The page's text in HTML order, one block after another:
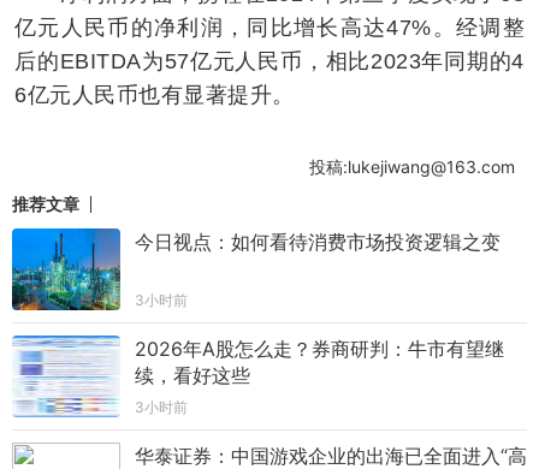
亿元人民币的净利润，同比增长高达47%。经调整
后的EBITDA为57亿元人民币，相比2023年同期的4
6亿元人民币也有显著提升。
投稿:lukejiwang@163.com
推荐文章
今日视点：如何看待消费市场投资逻辑之变
3小时前
2026年A股怎么走？券商研判：牛市有望继
续，看好这些
3小时前
华泰证券：中国游戏企业的出海已全面进入“高